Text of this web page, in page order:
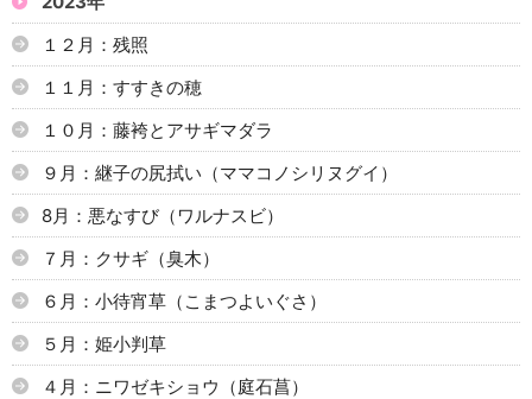
１２月：残照
１１月：すすきの穂
１０月：藤袴とアサギマダラ
９月：継子の尻拭い（ママコノシリヌグイ）
8月：悪なすび（ワルナスビ）
７月：クサギ（臭木）
６月：小待宵草（こまつよいぐさ）
５月：姫小判草
４月：ニワゼキショウ（庭石菖）